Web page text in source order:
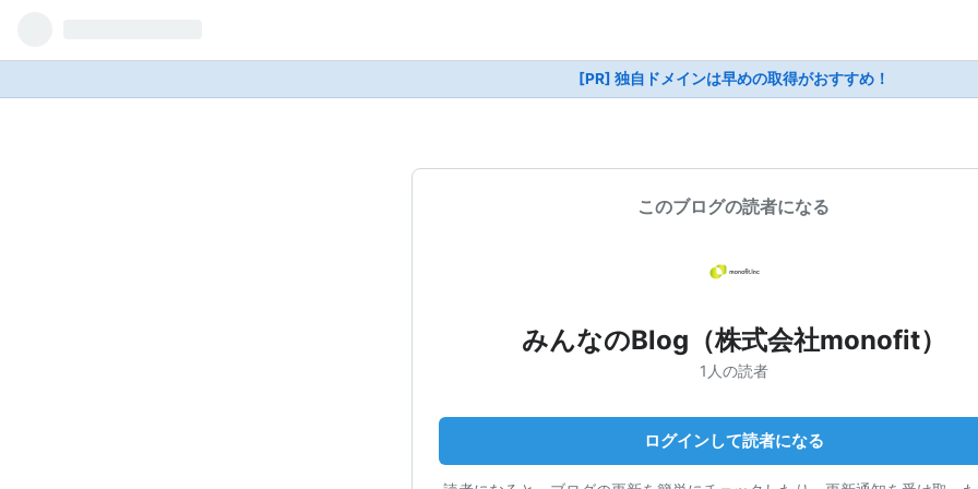
[PR] 独自ドメインは早めの取得がおすすめ！
このブログの読者になる
みんなのBlog（株式会社monofit）
1人の読者
ログインして読者になる